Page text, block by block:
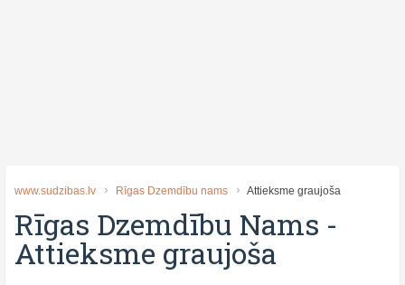
www.sudzibas.lv Rīgas Dzemdību nams Attieksme graujoša
Rīgas Dzemdību Nams -
Attieksme graujoša